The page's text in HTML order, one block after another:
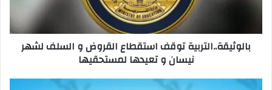
و
تعيدهابالوثيقة..التربية توقف استقطاع القروض و السلف لشهر
نيسان و تعيدها لمستحقيها
النزاهة: